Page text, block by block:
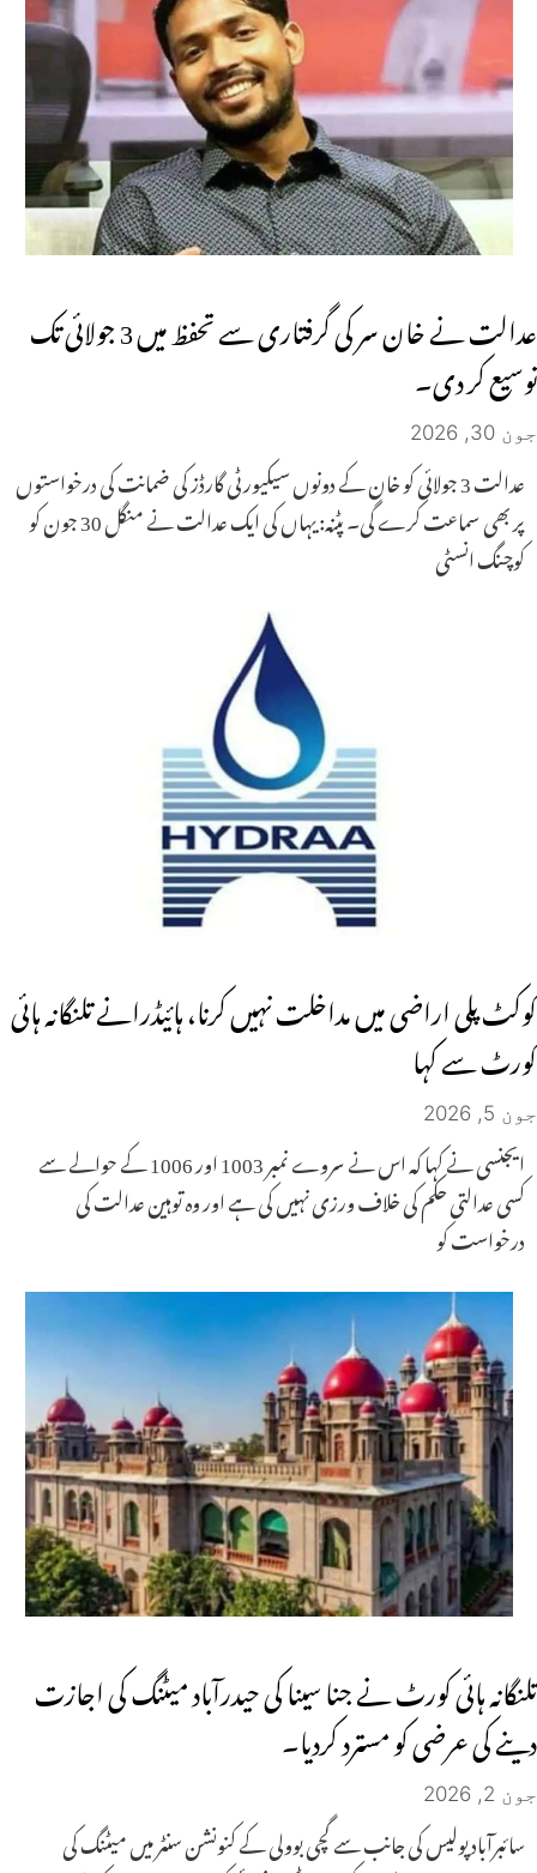
عدالت نے خان سر کی گرفتاری سے تحفظ میں 3 جولائی تک
توسیع کر دی۔
جون 30, 2026
عدالت 3 جولائی کو خان ​​کے دونوں سیکیورٹی گارڈز کی ضمانت کی درخواستوں
پر بھی سماعت کرے گی۔ پٹنہ: یہاں کی ایک عدالت نے منگل 30 جون کو
کوچنگ انسٹی
کوکٹ پلی اراضی میں مداخلت نہیں کرنا، ہائیڈرانے تلنگانہ ہائی
کورٹ سے کہا
جون 5, 2026
ایجنسی نے کہا کہ اس نے سروے نمبر 1003 اور 1006 کے حوالے سے
کسی عدالتی حکم کی خلاف ورزی نہیں کی ہے اور وہ توہین عدالت کی
درخواست کو
تلنگانہ ہائی کورٹ نے جنا سینا کی حیدرآباد میٹنگ کی اجازت
دینے کی عرضی کو مسترد کردیا۔
جون 2, 2026
سائبرآباد پولیس کی جانب سے گچی بوولی کے کنونشن سنٹر میں میٹنگ کی